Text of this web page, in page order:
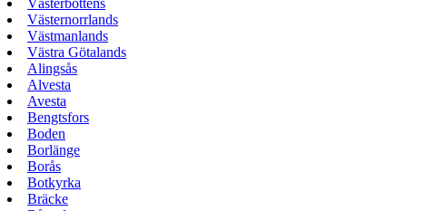
Västerbottens
Västernorrlands
Västmanlands
Västra Götalands
Alingsås
Alvesta
Avesta
Bengtsfors
Boden
Borlänge
Borås
Botkyrka
Bräcke